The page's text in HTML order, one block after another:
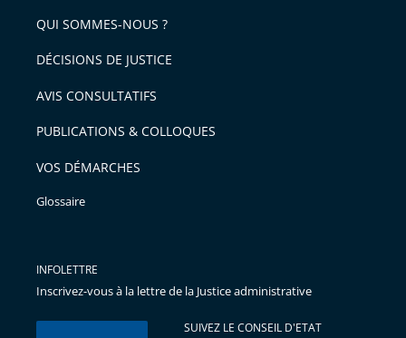
arriver
après
l'article
pour
avant
QUI SOMMES-NOUS ?
DÉCISIONS DE JUSTICE
AVIS CONSULTATIFS
PUBLICATIONS & COLLOQUES
VOS DÉMARCHES
Glossaire
INFOLETTRE
Inscrivez-vous à la lettre de la Justice administrative
SUIVEZ LE CONSEIL D'ETAT